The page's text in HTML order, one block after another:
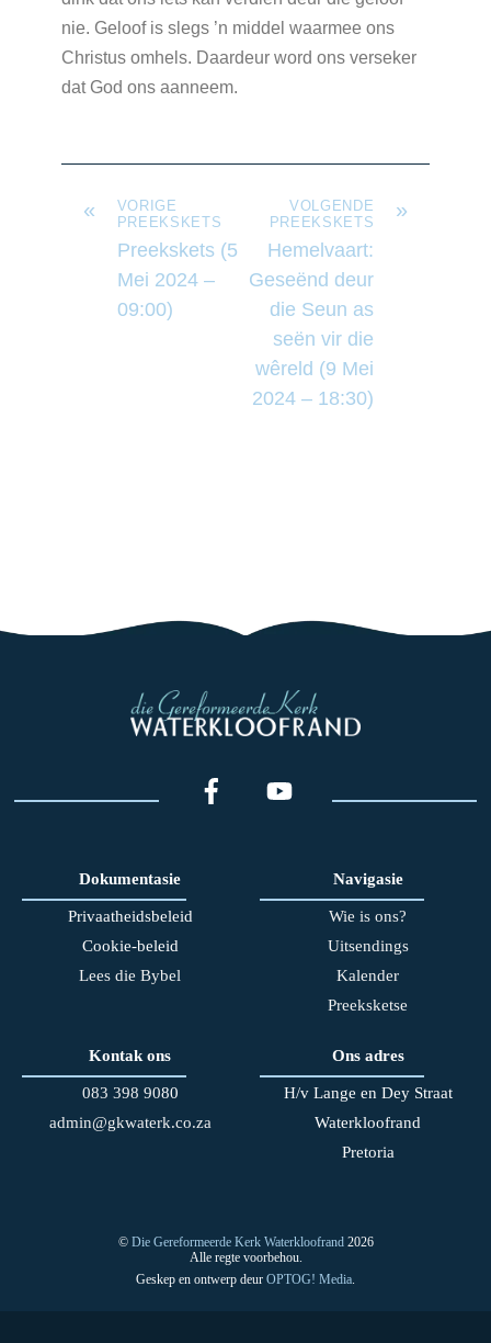
nie. Geloof is slegs ’n middel waarmee ons
Christus omhels. Daardeur word ons verseker
dat God ons aanneem.
«
VORIGE
PREEKSKETS
Preekskets (5
Mei 2024 –
09:00)
»
VOLGENDE
PREEKSKETS
Hemelvaart:
Geseënd deur
die Seun as
seën vir die
wêreld (9 Mei
2024 – 18:30)
Dokumentasie
Privaatheidsbeleid
Cookie-beleid
Lees die Bybel
Navigasie
Wie is ons?
Uitsendings
Kalender
Preeksketse
Kontak ons
083 398 9080
admin@gkwaterk.co.za
Ons adres
H/v Lange en Dey Straat
Waterkloofrand
Pretoria
© Die Gereformeerde Kerk Waterkloofrand2026
Alle regte voorbehou.
Geskep en ontwerp deur OPTOG! Media.